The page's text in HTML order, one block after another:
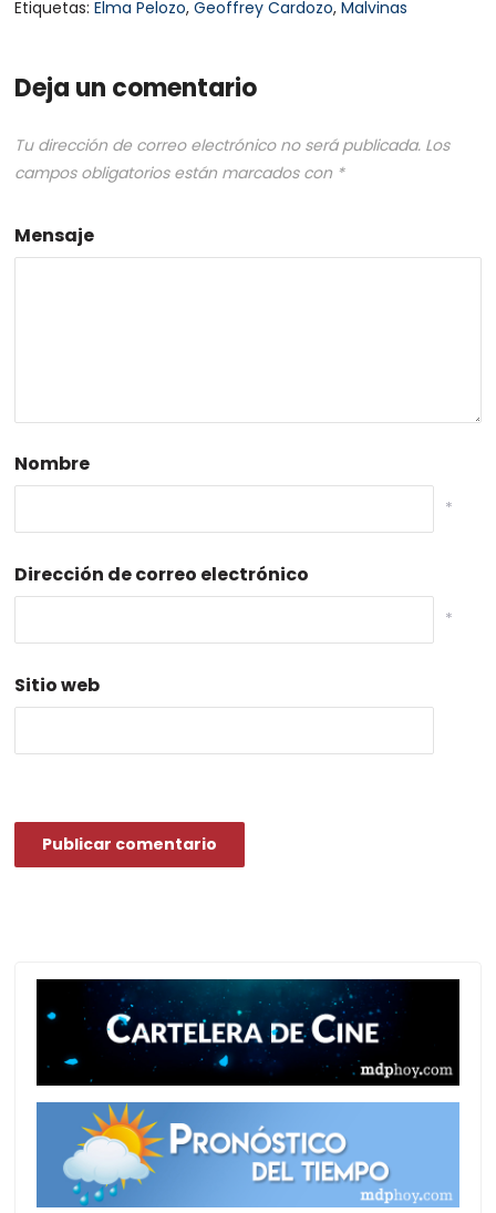
Etiquetas:Elma Pelozo,Geoffrey Cardozo,Malvinas
Deja un comentario
Tu dirección de correo electrónico no será publicada. Los
campos obligatorios están marcados con *
Mensaje
Nombre
*
Dirección de correo electrónico
*
Sitio web